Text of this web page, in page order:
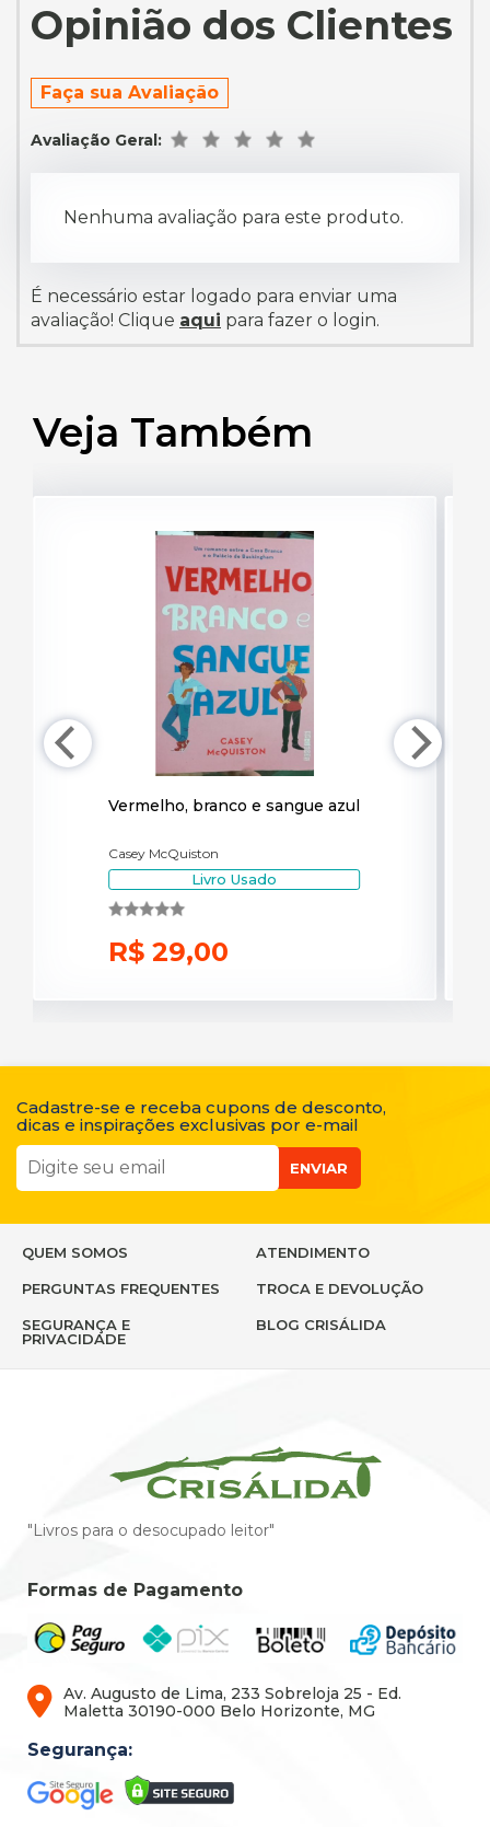
Opinião dos Clientes
Faça sua Avaliação
Avaliação Geral:
Nenhuma avaliação para este produto.
É necessário estar logado para enviar uma
avaliação! Clique aqui para fazer o login.
Veja Também
Vermelho, branco e sangue azul
Casey McQuiston
Livro Usado
R$ 29,00
Cadastre-se e receba cupons de desconto,
dicas e inspirações exclusivas por e-mail
ENVIAR
QUEM SOMOS ATENDIMENTO
PERGUNTAS FREQUENTES TROCA E DEVOLUÇÃO
SEGURANÇA E
PRIVACIDADE
BLOG CRISÁLIDA
"Livros para o desocupado leitor"
Formas de Pagamento
Av. Augusto de Lima, 233 Sobreloja 25 - Ed.
Maletta 30190-000 Belo Horizonte, MG
Segurança: